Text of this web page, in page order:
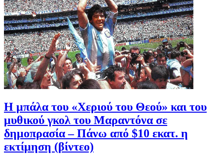
Η μπάλα του «Χεριού του Θεού» και του
μυθικού γκολ του Μαραντόνα σε
δημοπρασία – Πάνω από $10 εκατ. η
εκτίμηση (βίντεο)